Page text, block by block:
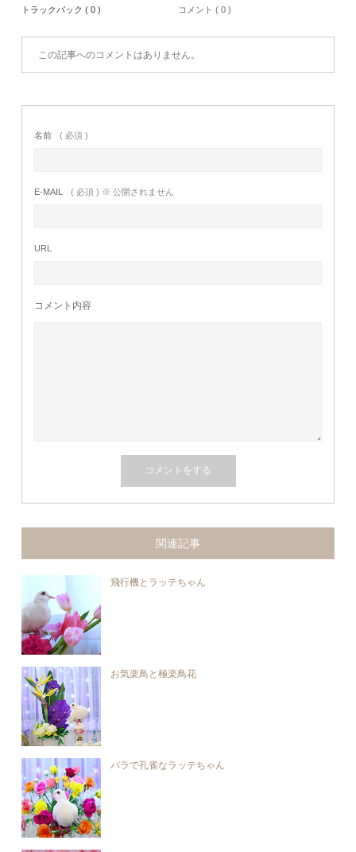
トラックバック ( 0 ) コメント ( 0 )
この記事へのコメントはありません。
名前 ( 必須 )
E-MAIL ( 必須 ) ※ 公開されません
URL
コメント内容
関連記事
飛行機とラッテちゃん
お気楽鳥と極楽鳥花
バラで孔雀なラッテちゃん